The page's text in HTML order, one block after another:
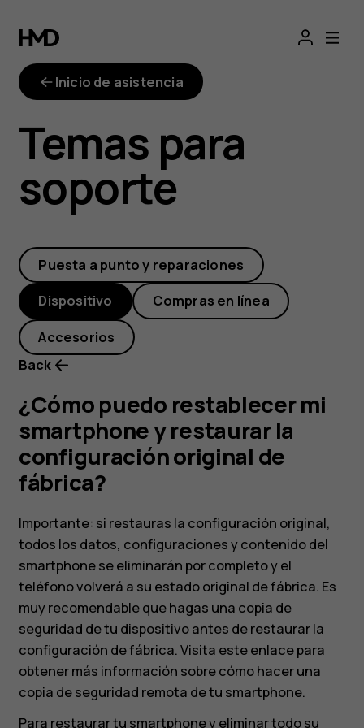
¿Cómo
puedo
restablecer
mi
smartphone
y
restaurar
la
configuración
original
de
fábrica?
Inicio de asistencia
Temas para
soporte
Puesta a punto y reparaciones
Dispositivo Compras en línea
Accesorios
Back
¿Cómo puedo restablecer mi
smartphone y restaurar la
configuración original de
fábrica?
Importante: si restauras la configuración original,
todos los datos, configuraciones y contenido del
smartphone se eliminarán por completo y el
teléfono volverá a su estado original de fábrica. Es
muy recomendable que hagas una copia de
seguridad de tu dispositivo antes de restaurar la
configuración de fábrica. Visita este enlace para
obtener más información sobre cómo hacer una
copia de seguridad remota de tu smartphone.
Para restaurar tu smartphone y eliminar todo su